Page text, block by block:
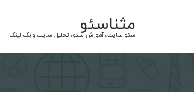
مثناسئو
سئو سایت، آموزش سئو، تحلیل سایت و بک لینک